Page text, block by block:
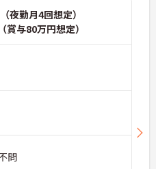
夜勤月4回想定）
賞与80万円想定）
問